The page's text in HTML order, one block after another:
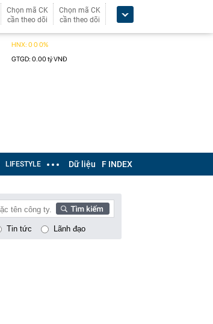
Chọn mã CK
cần theo dõi
Chọn mã CK
cần theo dõi
LIFESTYLE Dữ liệu F INDEX
Tin tức Lãnh đạo